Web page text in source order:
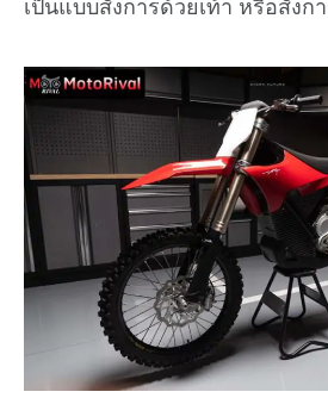
เป็นแบบสั่งการด้วยเท้า หรือสั่งก